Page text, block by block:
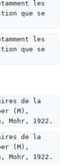
les
que se
les
que se
de la
(M),
Mohr, 1922.
de la
(M),
Mohr, 1922.